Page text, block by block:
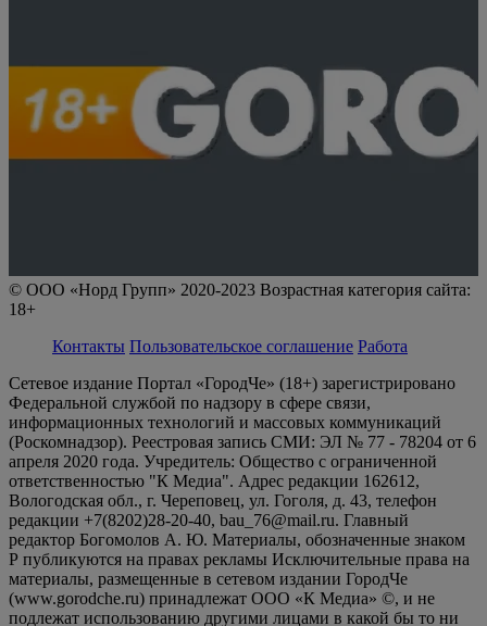
© ООО «Норд Групп» 2020-2023 Возрастная категория сайта:
18+
Контакты Пользовательское соглашение Работа
Сетевое издание Портал «ГородЧе» (18+) зарегистрировано
Федеральной службой по надзору в сфере связи,
информационных технологий и массовых коммуникаций
(Роскомнадзор). Реестровая запись СМИ: ЭЛ № 77 - 78204 от 6
апреля 2020 года. Учредитель: Общество с ограниченной
ответственностью "К Медиа". Адрес редакции 162612,
Вологодская обл., г. Череповец, ул. Гоголя, д. 43, телефон
редакции +7(8202)28-20-40, bau_76@mail.ru. Главный
редактор Богомолов А. Ю. Материалы, обозначенные знаком
Р публикуются на правах рекламы Исключительные права на
материалы, размещенные в сетевом издании ГородЧе
(www.gorodche.ru) принадлежат ООО «К Медиа» ©, и не
подлежат использованию другими лицами в какой бы то ни